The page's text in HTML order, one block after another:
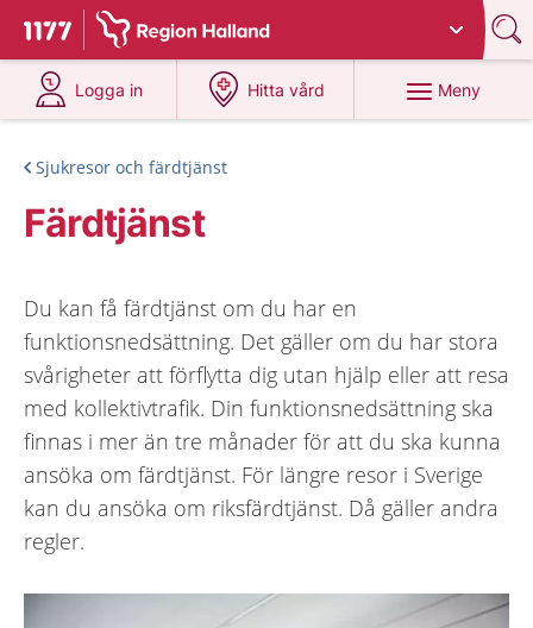
Till startsidan för 1177
Du har valt region Halland
Logga in
på 1177.se
Hitta vård
på 1177.se
Meny
Sjukresor och färdtjänst
Färdtjänst
Du kan få färdtjänst om du har en
funktionsnedsättning. Det gäller om du har stora
svårigheter att förflytta dig utan hjälp eller att resa
med kollektivtrafik. Din funktionsnedsättning ska
finnas i mer än tre månader för att du ska kunna
ansöka om färdtjänst. För längre resor i Sverige
kan du ansöka om riksfärdtjänst. Då gäller andra
regler.